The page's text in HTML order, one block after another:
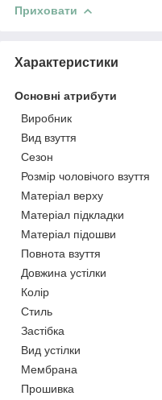
Приховати
Характеристики
Основні атрибути
Виробник
Вид взуття
Сезон
Розмір чоловічого взуття
Матеріал верху
Матеріал підкладки
Матеріал підошви
Повнота взуття
Довжина устілки
Колір
Стиль
Застібка
Вид устілки
Мембрана
Прошивка